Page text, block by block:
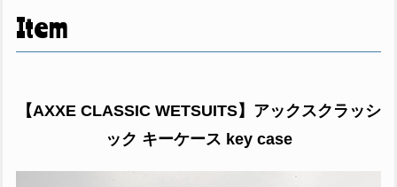
Item
【AXXE CLASSIC WETSUITS】アックスクラッシ
ック キーケース key case